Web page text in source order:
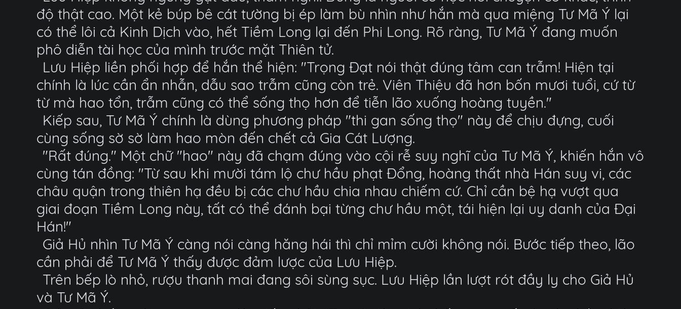
độ thật cao. Một kẻ búp bê cát tường bị ép làm bù nhìn như hắn mà qua miệng Tư Mã Ý lại
có thể lôi cả Kinh Dịch vào, hết Tiềm Long lại đến Phi Long. Rõ ràng, Tư Mã Ý đang muốn
phô diễn tài học của mình trước mặt Thiên tử.
Lưu Hiệp liền phối hợp để hắn thể hiện: "Trọng Đạt nói thật đúng tâm can trẫm! Hiện tại
chính là lúc cần ẩn nhẫn, dẫu sao trẫm cũng còn trẻ. Viên Thiệu đã hơn bốn mươi tuổi, cứ từ
từ mà hao tổn, trẫm cũng có thể sống thọ hơn để tiễn lão xuống hoàng tuyền."
Kiếp sau, Tư Mã Ý chính là dùng phương pháp "thi gan sống thọ" này để chịu đựng, cuối
cùng sống sờ sờ làm hao mòn đến chết cả Gia Cát Lượng.
"Rất đúng." Một chữ "hao" này đã chạm đúng vào cội rễ suy nghĩ của Tư Mã Ý, khiến hắn vô
cùng tán đồng: "Từ sau khi mười tám lộ chư hầu phạt Đổng, hoàng thất nhà Hán suy vi, các
châu quận trong thiên hạ đều bị các chư hầu chia nhau chiếm cứ. Chỉ cần bệ hạ vượt qua
giai đoạn Tiềm Long này, tất có thể đánh bại từng chư hầu một, tái hiện lại uy danh của Đại
Hán!"
Giả Hủ nhìn Tư Mã Ý càng nói càng hăng hái thì chỉ mỉm cười không nói. Bước tiếp theo, lão
cần phải để Tư Mã Ý thấy được đảm lược của Lưu Hiệp.
Trên bếp lò nhỏ, rượu thanh mai đang sôi sùng sục. Lưu Hiệp lần lượt rót đầy ly cho Giả Hủ
và Tư Mã Ý.